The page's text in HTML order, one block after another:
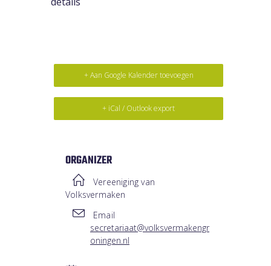
+ Aan Google Kalender toevoegen
+ iCal / Outlook export
ORGANIZER
Vereeniging van
Volksvermaken
Email
secretariaat@volksvermakengr
oningen.nl